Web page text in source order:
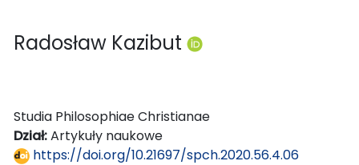
Radosław Kazibut
Studia Philosophiae Christianae
Dział:Artykuły naukowe
https://doi.org/10.21697/spch.2020.56.4.06